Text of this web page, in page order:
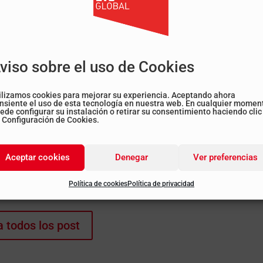
sobre el uso de Cookies
cookies para mejorar su experiencia. Aceptando ahora
el uso de esta tecnología en nuestra web. En cualquier
configurar su instalación o retirar su consentimiento haciendo clic
Configuración de Cookies.
Aceptar cookies Denegar Ver preferencias
Política de cookiesPolítica de privacidad
4 años, y las empresas con cada renovación
acciones que puedan ser evaluadas y
vigilante en este aspecto. La no
puede conllevar importantes
Las sanciones graves oscilan en una horquilla
no dudes en ponerte encontacto
con
de expertos resolverá todas tus dudas y te
todos los post